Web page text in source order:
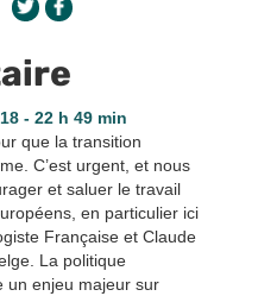
- 22 h 49 min
que la transition
C’est urgent, et nous
et saluer le travail
en particulier ici
Française et Claude
La politique
un enjeu majeur sur